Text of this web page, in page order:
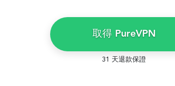
取得 PureVPN
31 天退款保證